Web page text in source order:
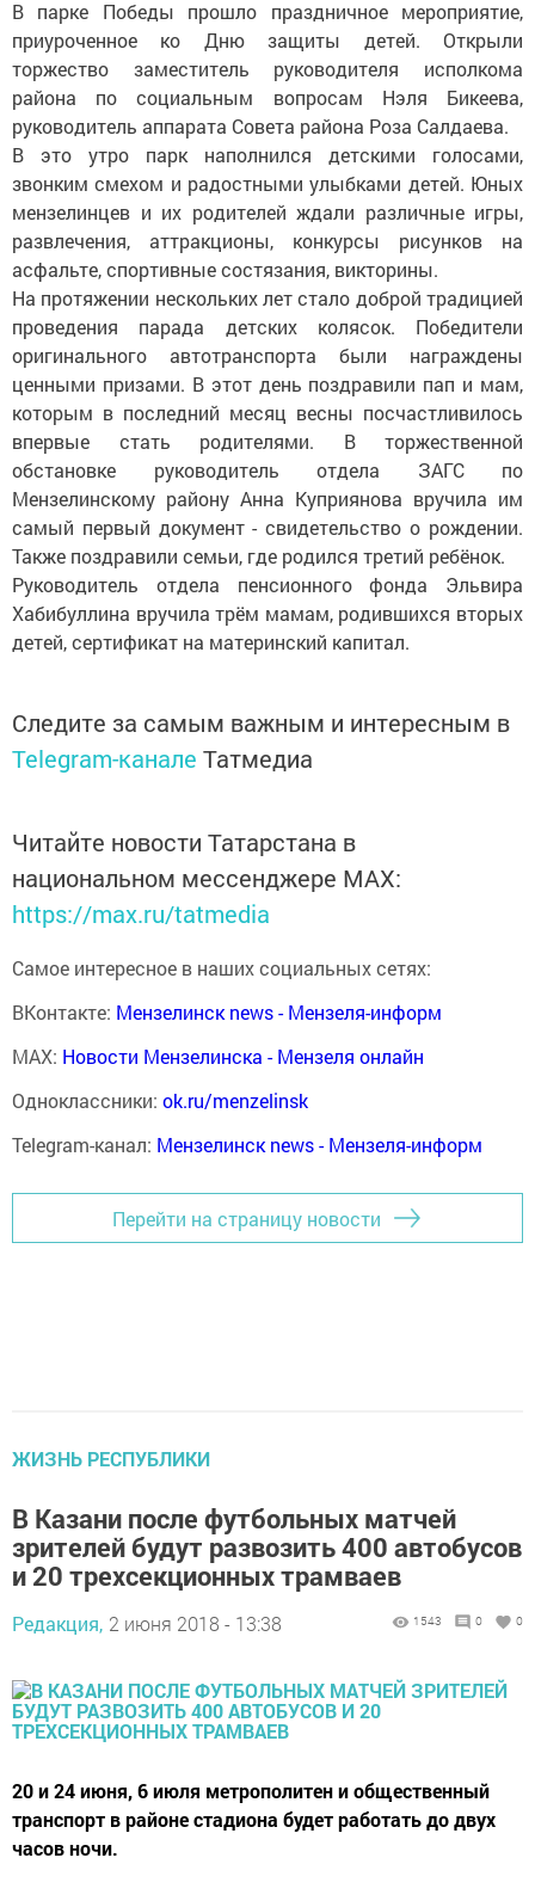
В парке Победы прошло праздничное мероприятие,
приуроченное ко Дню защиты детей. Открыли
торжество заместитель руководителя исполкома
района по социальным вопросам Нэля Бикеева,
руководитель аппарата Совета района Роза Салдаева.
В это утро парк наполнился детскими голосами,
звонким смехом и радостными улыбками детей. Юных
мензелинцев и их родителей ждали различные игры,
развлечения, аттракционы, конкурсы рисунков на
асфальте, спортивные состязания, викторины.
На протяжении нескольких лет стало доброй традицией
проведения парада детских колясок. Победители
оригинального автотранспорта были награждены
ценными призами. В этот день поздравили пап и мам,
которым в последний месяц весны посчастливилось
впервые стать родителями. В торжественной
обстановке руководитель отдела ЗАГС по
Мензелинскому району Анна Куприянова вручила им
самый первый документ - свидетельство о рождении.
Также поздравили семьи, где родился третий ребёнок.
Руководитель отдела пенсионного фонда Эльвира
Хабибуллина вручила трём мамам, родившихся вторых
детей, сертификат на материнский капитал.
Следите за самым важным и интересным в
Telegram-канале Татмедиа
Читайте новости Татарстана в
национальном мессенджере MАХ:
https://max.ru/tatmedia
Самое интересное в наших социальных сетях:
ВКонтакте: Мензелинск news - Мензеля-информ
MAX: Новости Мензелинска - Мензеля онлайн
Одноклассники: ok.ru/menzelinsk
Telegram-канал: Мензелинск news - Мензеля-информ
Перейти на страницу новости
ЖИЗНЬ РЕСПУБЛИКИ
В Казани после футбольных матчей
зрителей будут развозить 400 автобусов
и 20 трехсекционных трамваев
Редакция, 2 июня 2018 - 13:38 1543 0 0
20 и 24 июня, 6 июля метрополитен и общественный
транспорт в районе стадиона будет работать до двух
часов ночи.